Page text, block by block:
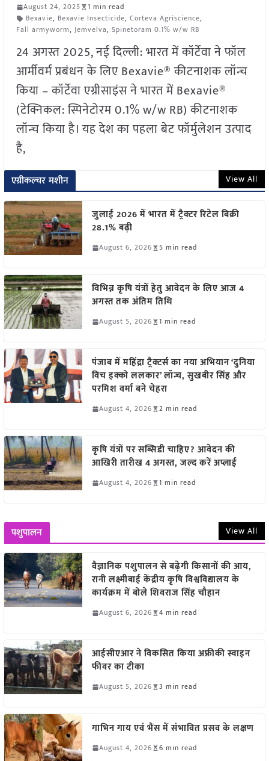
August 24, 2025
1 min read
Bexavie, Bexavie Insecticide, Corteva Agriscience,
Fall armyworm, Jemvelva, Spinetoram 0.1% w/w RB
24 अगस्त 2025, नई दिल्ली: भारत में कॉर्टेवा ने फॉल
आर्मीवर्म प्रबंधन के लिए Bexavie® कीटनाशक लॉन्च
किया – कॉर्टेवा एग्रीसाइंस ने भारत में Bexavie®
(टेक्निकल: स्पिनेटोरम 0.1% w/w RB) कीटनाशक
लॉन्च किया है। यह देश का पहला बेट फॉर्मुलेशन उत्पाद
है,
एग्रीकल्चर मशीन View All
जुलाई 2026 में भारत में ट्रैक्टर रिटेल बिक्री
28.1% बढ़ी
August 6, 2026 5 min read
विभिन्न कृषि यंत्रों हेतु आवेदन के लिए आज 4
अगस्त तक अंतिम तिथि
August 5, 2026 1 min read
पंजाब में महिंद्रा ट्रैक्टर्स का नया अभियान ‘दुनिया
विच इक्को ललकार’ लॉन्च, सुखबीर सिंह और
परमिश वर्मा बने चेहरा
August 4, 2026 2 min read
कृषि यंत्रों पर सब्सिडी चाहिए? आवेदन की
आखिरी तारीख 4 अगस्त, जल्द करें अप्लाई
August 4, 2026 1 min read
पशुपालन View All
वैज्ञानिक पशुपालन से बढ़ेगी किसानों की आय,
रानी लक्ष्मीबाई केंद्रीय कृषि विश्वविद्यालय के
कार्यक्रम में बोले शिवराज सिंह चौहान
August 6, 2026 4 min read
आईसीएआर ने विकसित किया अफ्रीकी स्वाइन
फीवर का टीका
August 5, 2026 3 min read
गाभिन गाय एवं भैंस में संभावित प्रसव के लक्षण
August 4, 2026 6 min read